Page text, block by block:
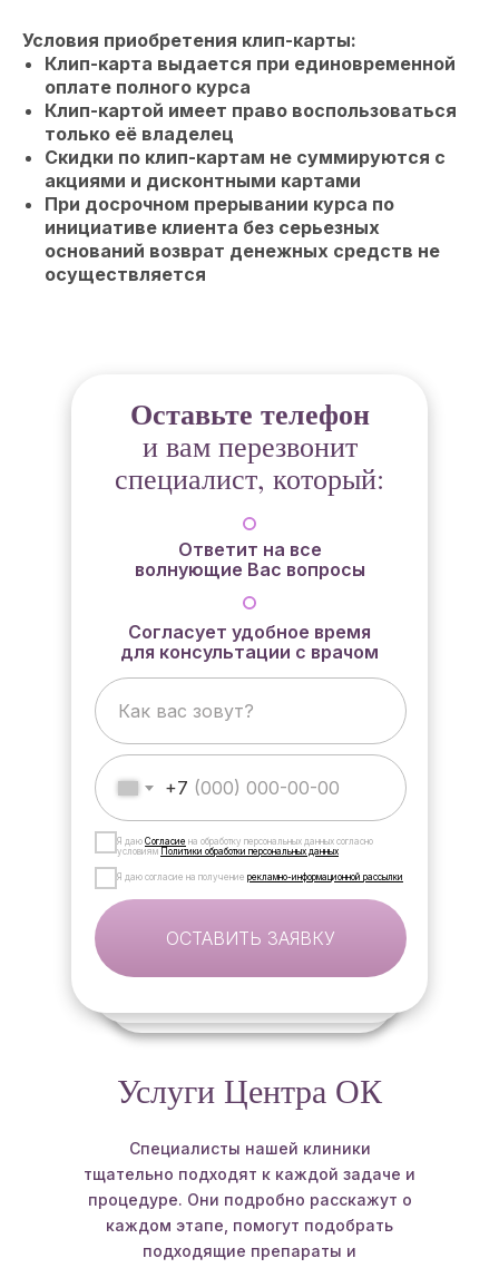
Условия приобретения клип-карты:
Клип-карта выдается при единовременной
оплате полного курса
Клип-картой имеет право воспользоваться
только её владелец
Скидки по клип-картам не суммируются с
акциями и дисконтными картами
При досрочном прерывании курса по
инициативе клиента без серьезных
оснований возврат денежных средств не
осуществляется
Услуги Центра ОК
Специалисты нашей клиники
тщательно подходят к каждой задаче и
процедуре. Они подробно расскажут о
каждом этапе, помогут подобрать
подходящие препараты и
+7
Я даю Согласие на обработку персональных данных согласно
условиям Политики обработки персональных данных
Я даю согласие на получение рекламно-информационной рассылки
ОСТАВИТЬ ЗАЯВКУ
Оставьте телефон
и вам перезвонит
специалист, который:
Ответит на все
волнующие Вас вопросы
Согласует удобное время
для консультации с врачом